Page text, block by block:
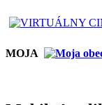
MOJA